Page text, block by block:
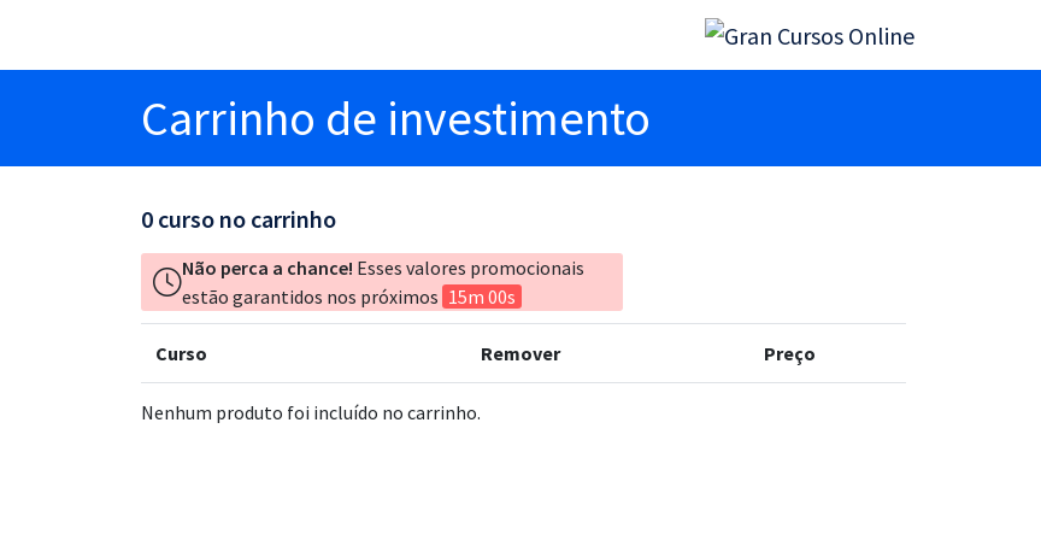
Carrinho de investimento
0 curso no carrinho
Não perca a chance! Esses valores promocionais
estão garantidos nos próximos 15m 00s
Curso Remover Preço
Nenhum produto foi incluído no carrinho.